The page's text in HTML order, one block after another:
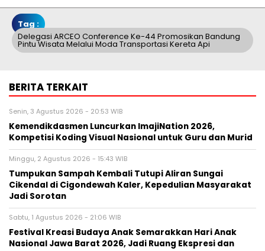
Tag :
Delegasi ARCEO Conference Ke-44 Promosikan Bandung
Pintu Wisata Melalui Moda Transportasi Kereta Api
BERITA TERKAIT
Senin, 3 Agustus 2026 - 20:53 WIB
Kemendikdasmen Luncurkan ImajiNation 2026,
Kompetisi Koding Visual Nasional untuk Guru dan Murid
Minggu, 2 Agustus 2026 - 15:43 WIB
Tumpukan Sampah Kembali Tutupi Aliran Sungai
Cikendal di Cigondewah Kaler, Kepedulian Masyarakat
Jadi Sorotan
Sabtu, 1 Agustus 2026 - 21:06 WIB
Festival Kreasi Budaya Anak Semarakkan Hari Anak
Nasional Jawa Barat 2026, Jadi Ruang Ekspresi dan